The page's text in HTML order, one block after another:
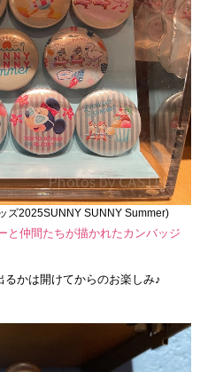
ズ2025SUNNY SUNNY Summer)
と仲間たちが描かれたカンバッジ
かは開けてからのお楽しみ♪